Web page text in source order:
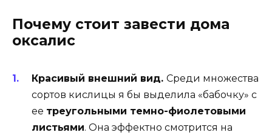
Почему стоит завести дома
оксалис
Красивый внешний вид. Среди множества
сортов кислицы я бы выделила «бабочку» с
ее треугольными темно-фиолетовыми
листьями. Она эффектно смотрится на